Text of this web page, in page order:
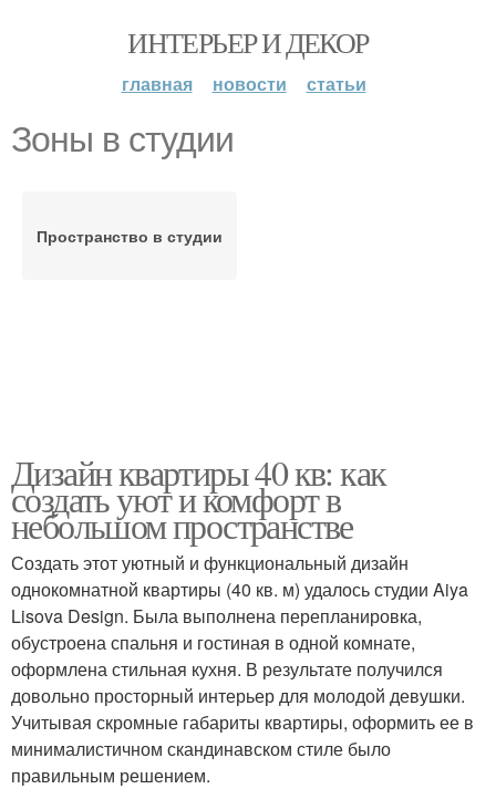
ИНТЕРЬЕР И ДЕКОР
главная новости статьи
Зоны в студии
Пространство в студии
Дизайн квартиры 40 кв: как
создать уют и комфорт в
небольшом пространстве
Создать этот уютный и функциональный дизайн
однокомнатной квартиры (40 кв. м) удалось студии Aiya
Lisova Design. Была выполнена перепланировка,
обустроена спальня и гостиная в одной комнате,
оформлена стильная кухня. В результате получился
довольно просторный интерьер для молодой девушки.
Учитывая скромные габариты квартиры, оформить ее в
минималистичном скандинавском стиле было
правильным решением.